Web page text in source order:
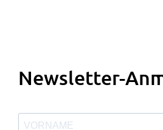
Newsletter-